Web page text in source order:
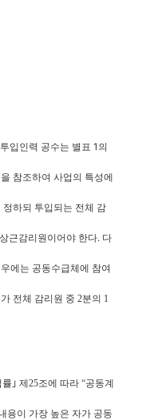
입인력 공수는 별표 1의
참조하여 사업의 특성에
하되 투입되는 전체 감
근감리원이어야 한다. 다
에는 공동수급체에 참여
전체 감리원 중 2분의 1
｣ 제25조에 따라 “공동계
용이 가장 높은 자가 공동